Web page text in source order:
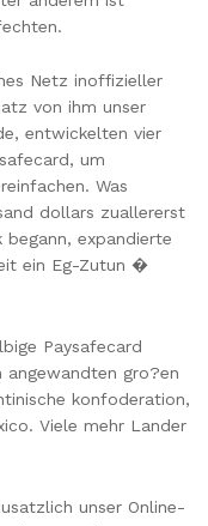
Netz inoffizieller
von ihm unser
entwickelten vier
um
Was
dollars zuallererst
expandierte
ein Eg-Zutun �
Paysafecard
gro?en
konfoderation,
Viele mehr Lander
unser Online-